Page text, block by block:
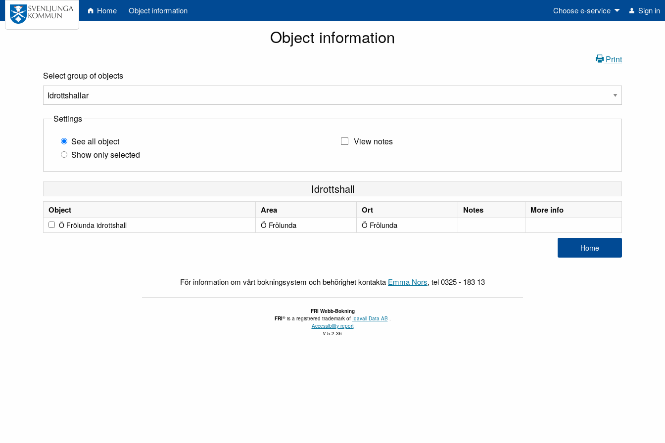
Home Object information Choose e-service Sign in
Object information
Print
Select group of objects
Settings
See all object
Show only selected
View notes
Idrottshall
Object Area Ort Notes More info
Ö Frölunda idrottshall Ö Frölunda Ö Frölunda
För information om vårt bokningsystem och behörighet kontakta Emma Nors, tel 0325 - 183 13
FRI Webb-Bokning
FRI® is a registrered trademark of Idavall Data AB .
Accessibility report
v 5.2.36